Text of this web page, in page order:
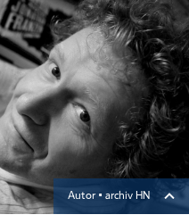
Autor ▪ archiv HN